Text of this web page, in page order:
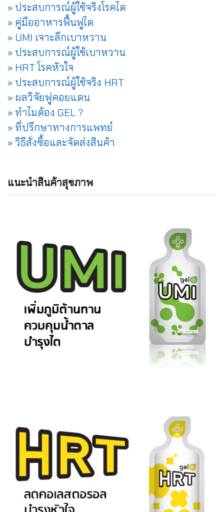
» ประสบการณ์ผู้ใช้จริงโรคไต
» คู่มืออาหารฟื้นฟูไต
» UMI เจาะลึกเบาหวาน
» ประสบการณ์ผู้ใช้เบาหวาน
» HRT โรคหัวใจ
» ประสบการณ์ผู้ใช้จริง HRT
» ผลวิจัยฟูคอยแดน
» ทำไมต้อง GEL ?
» ที่ปรึกษาทางการแพทย์
» วิธีสั่งซื้อและจัดส่งสินค้า
แนะนำสินค้าสุขภาพ